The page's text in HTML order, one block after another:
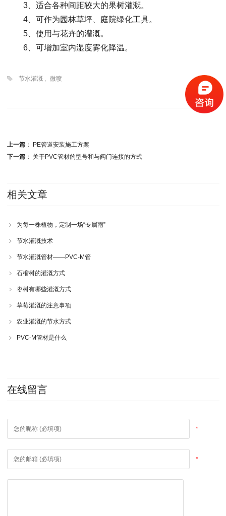
3、适合各种间距较大的果树灌溉。
4、可作为园林草坪、庭院绿化工具。
5、使用与花卉的灌溉。
6、可增加室内湿度雾化降温。
节水灌溉 微喷
分享到：
上一篇：
PE管道安装施工方案
下一篇： 关于PVC管材的型号和与阀门连接的方式
相关文章
为每一株植物，定制一场“专属雨”
节水灌溉技术
节水灌溉管材——PVC-M管
石榴树的灌溉方式
枣树有哪些灌溉方式
草莓灌溉的注意事项
农业灌溉的节水方式
PVC-M管材是什么
在线留言
*
*